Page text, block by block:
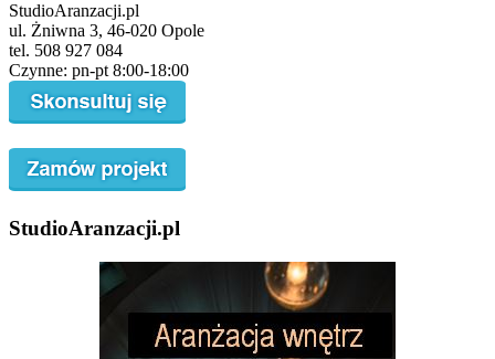
StudioAranzacji.pl
ul. Żniwna 3, 46-020 Opole
tel. 508 927 084
Czynne: pn-pt 8:00-18:00
StudioAranzacji.pl